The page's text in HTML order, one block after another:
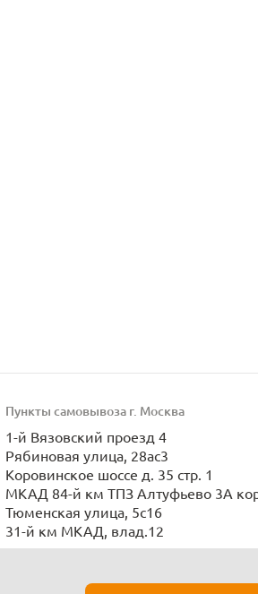
Пункты самовывоза г. Москва
1-й Вязовский проезд 4
Рябиновая улица, 28ас3
Коровинское шоссе д. 35 стр. 1
МКАД 84-й км ТПЗ Алтуфьево 3А
Тюменская улица, 5с16
31-й км МКАД, влад.12